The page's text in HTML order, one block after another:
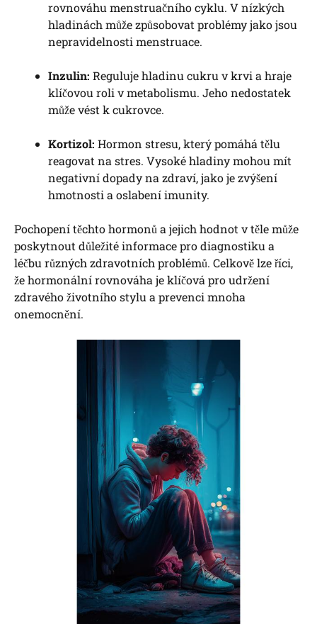
rovnováhu menstruačního cyklu. V nízkých
hladinách může způsobovat problémy jako jsou
nepravidelnosti menstruace.
Inzulin: Reguluje hladinu cukru v krvi a hraje
klíčovou roli v metabolismu. Jeho nedostatek
může vést k cukrovce.
Kortizol: Hormon stresu, který pomáhá tělu
reagovat na stres. Vysoké hladiny mohou mít
negativní dopady na zdraví, jako je zvýšení
hmotnosti a oslabení imunity.
Pochopení těchto hormonů a jejich hodnot v těle může
poskytnout důležité informace pro diagnostiku a
léčbu různých zdravotních problémů. Celkově lze říci,
že hormonální rovnováha je klíčová pro udržení
zdravého životního stylu a prevenci mnoha
onemocnění.